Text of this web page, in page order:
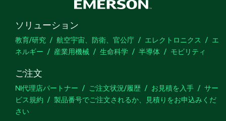
ソリューション
教育/研究 航空宇宙、防衛、官公庁 エレクトロニクス
エ
ネルギー
産業用機械 生命科学 半導体 モビリティ
ご注文
NI代理店パートナー ご注文状況/履歴 お見積を入手
サー
ビス規約
製品番号でご注文されるか、見積りをお申込みくだ
さい